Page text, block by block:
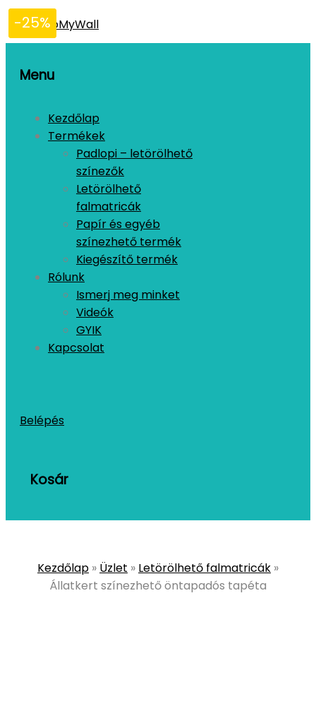
Menu
Kezdőlap
Termékek
Padlopi – letörölhető
színezők
Letörölhető
falmatricák
Papír és egyéb
színezhető termék
Kiegészítő termék
Rólunk
Ismerj meg minket
Videók
GYIK
Kapcsolat
Belépés
Kosár
Kezdőlap » Üzlet » Letörölhető falmatricák »
Állatkert színezhető öntapadós tapéta
-25%
-25%